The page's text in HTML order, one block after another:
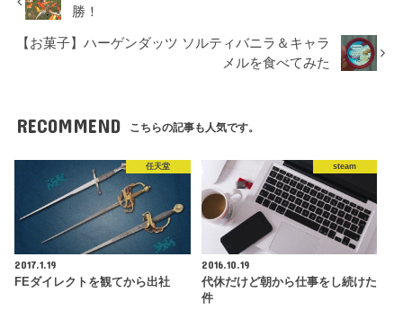
勝！
【お菓子】ハーゲンダッツ ソルティバニラ＆キャラ
メルを食べてみた
RECOMMEND こちらの記事も人気です。
任天堂
2017.1.19
FEダイレクトを観てから出社
steam
2016.10.19
代休だけど朝から仕事をし続けた
件